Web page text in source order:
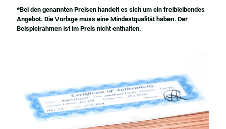
*Bei den genannten Preisen handelt es sich um ein freibleibendes
Angebot. Die Vorlage muss eine Mindestqualität haben. Der
Beispielrahmen ist im Preis nicht enthalten.